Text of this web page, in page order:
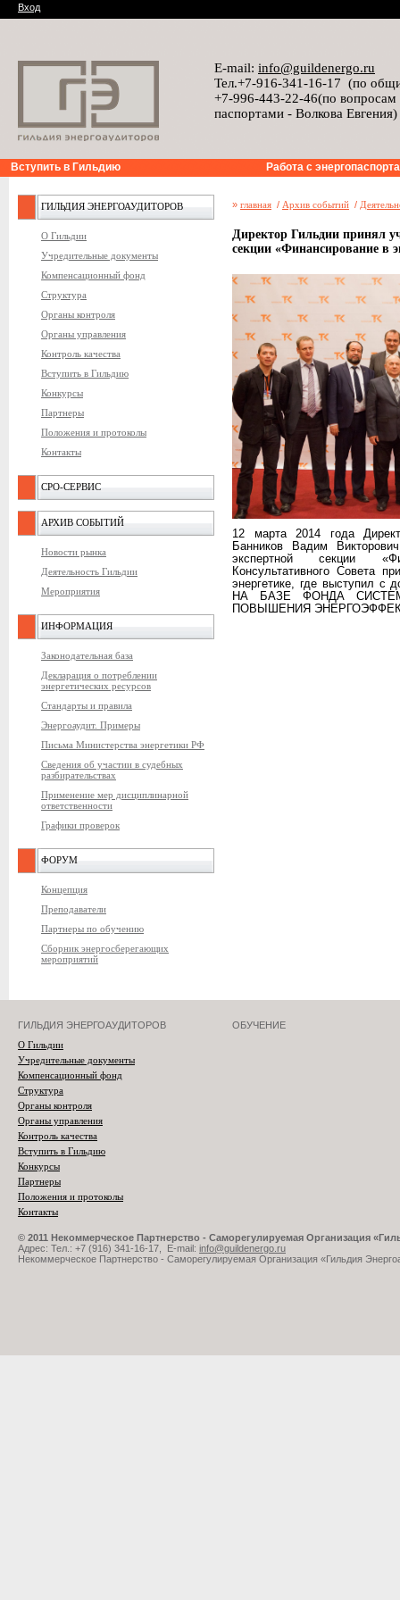
Вход
E-mail: info@guildenergo.ru
Тел.+7-916-341-16-17 (по
+7-996-443-22-46(по
паспортами - Волкова Евгения)
Вступить в Гильдию Работа с
ГИЛЬДИЯ ЭНЕРГОАУДИТОРОВ
О Гильдии
Учредительные документы
Компенсационный фонд
Структура
Органы контроля
Органы управления
Контроль качества
Вступить в Гильдию
Конкурсы
Партнеры
Положения и протоколы
Контакты
СРО-СЕРВИС
АРХИВ СОБЫТИЙ
Новости рынка
Деятельность Гильдии
Мероприятия
ИНФОРМАЦИЯ
Законодательная база
Декларация о потреблении
энергетических ресурсов
Стандарты и правила
Энергоаудит. Примеры
Письма Министерства энергетики РФ
Сведения об участии в судебных
разбирательствах
Применение мер дисциплинарной
ответственности
Графики проверок
ФОРУМ
Концепция
Преподаватели
Партнеры по обучению
Сборник энергосберегающих
мероприятий
» главная / Архив событий /
Директор Гильдии принял
секции «Финансирование в
12 марта 2014 года
Банников Вадим
экспертной секции
Консультативного Совета
энергетике, где
НА БАЗЕ ФОНДА
ПОВЫШЕНИЯ
ГИЛЬДИЯ ЭНЕРГОАУДИТОРОВ
О Гильдии
Учредительные документы
Компенсационный фонд
Структура
Органы контроля
Органы управления
Контроль качества
Вступить в Гильдию
Конкурсы
Партнеры
Положения и протоколы
Контакты
ОБУЧЕНИЕ
© 2011 Некоммерческое Партнерство - Саморегулируемая Организация
Адрес: Тел.: +7 (916) 341-16-17, E-mail: info@guildenergo.ru
Некоммерческое Партнерство - Саморегулируемая Организация «Гильдия